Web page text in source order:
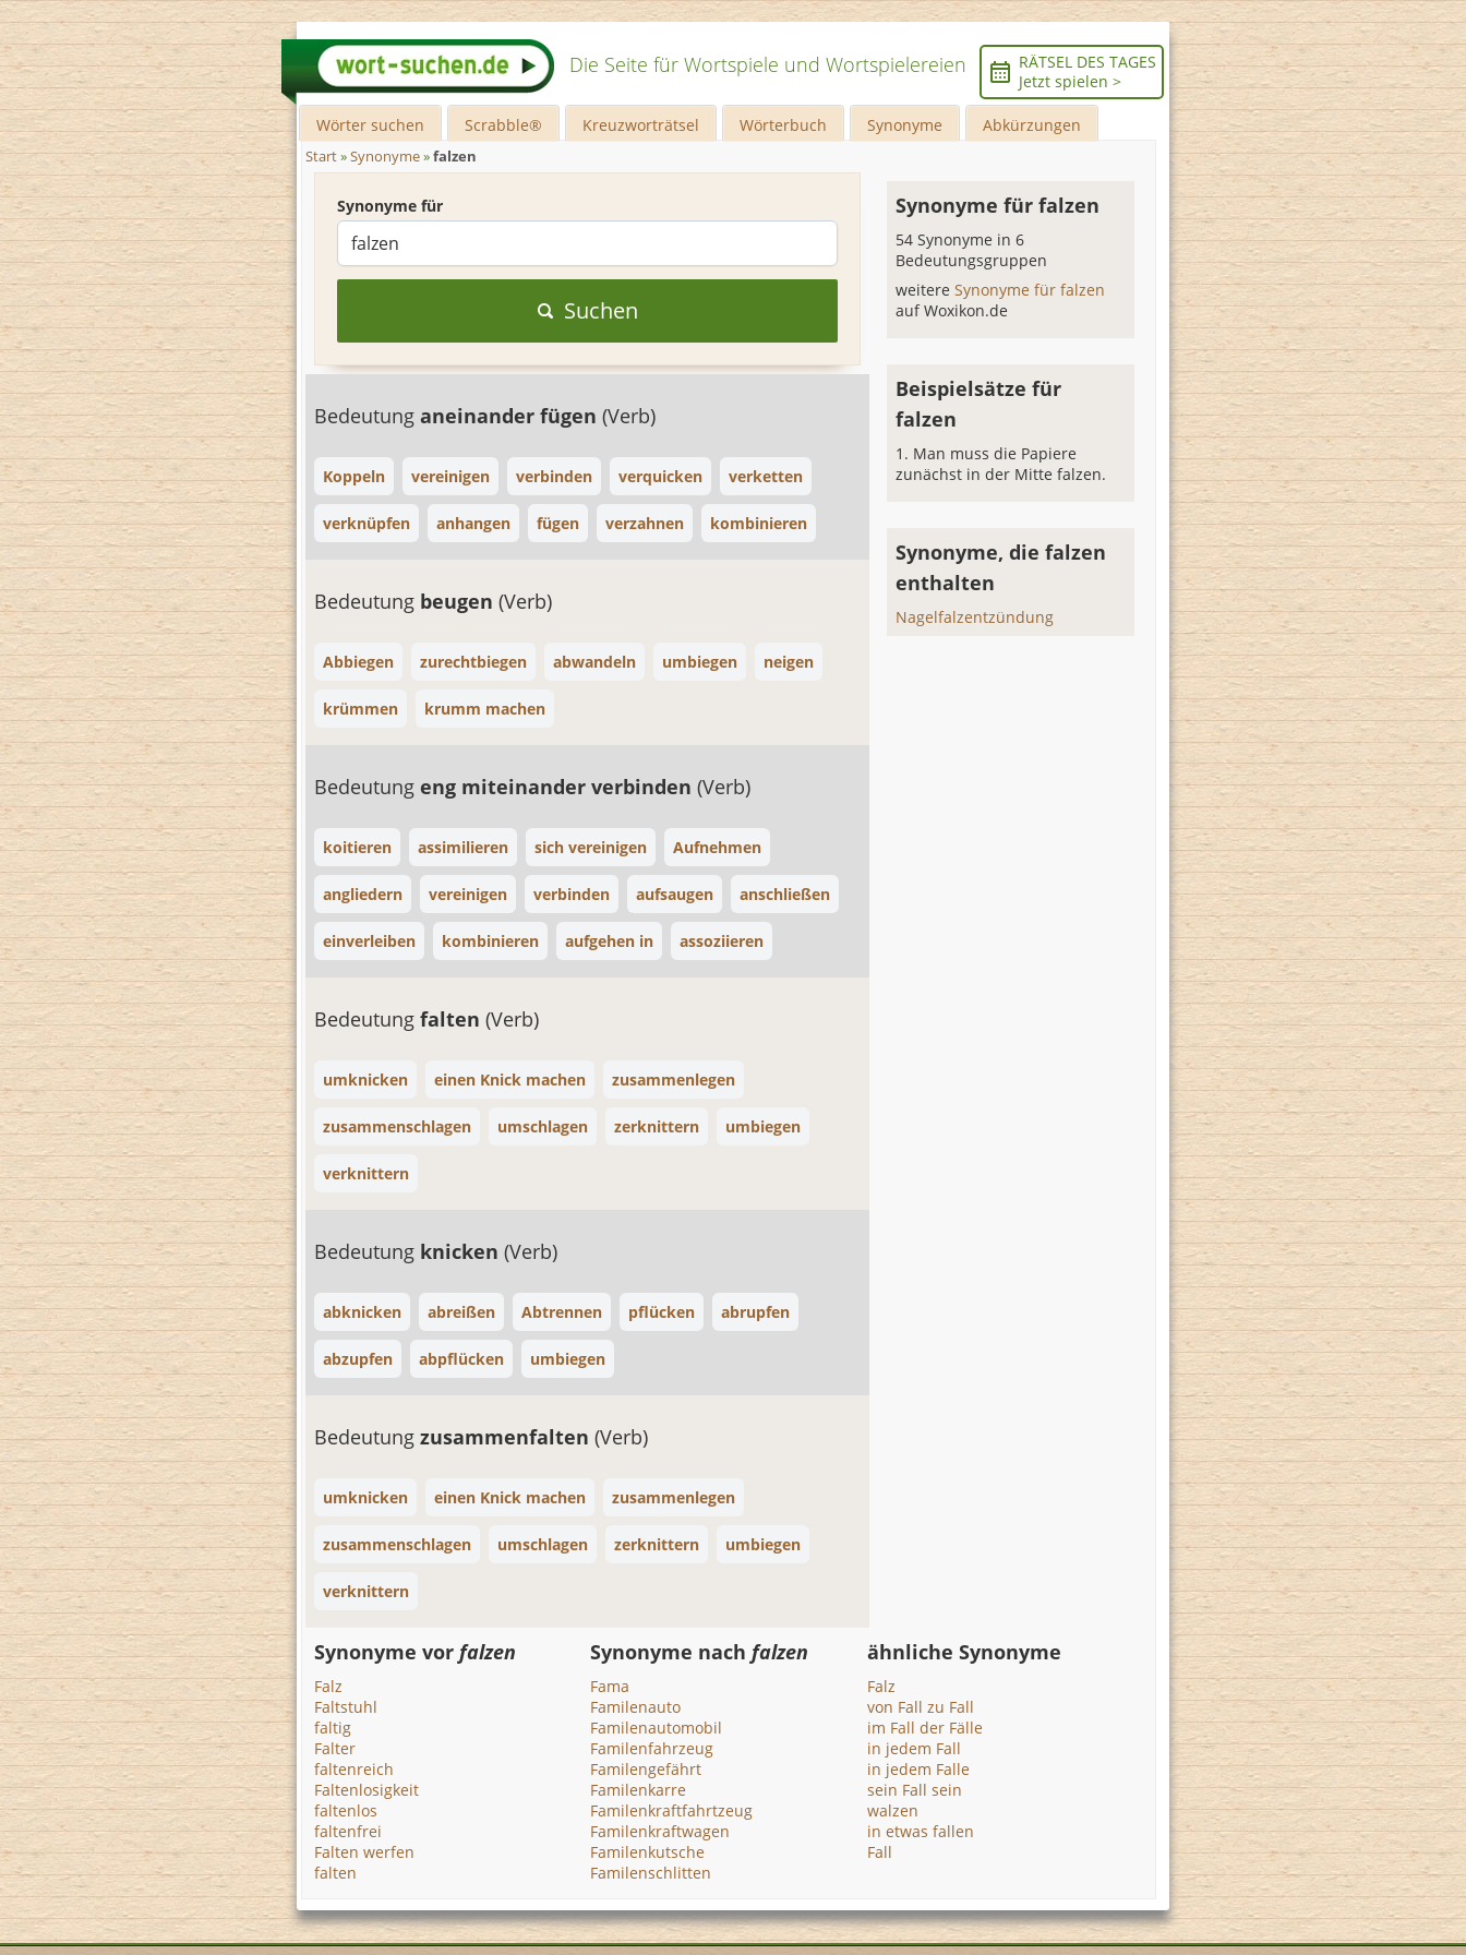
Die Seite für Wortspiele und Wortspielereien
RÄTSEL DES TAGES
Jetzt spielen >
Wörter suchen Scrabble® Kreuzworträtsel Wörterbuch Synonyme Abkürzungen
Start»Synonyme»falzen
Synonyme für
Suchen
Bedeutung aneinander fügen (Verb)
Koppeln vereinigen verbinden verquicken verketten
verknüpfen anhangen fügen verzahnen kombinieren
Bedeutung beugen (Verb)
Abbiegen zurechtbiegen abwandeln umbiegen neigen
krümmen krumm machen
Bedeutung eng miteinander verbinden (Verb)
koitieren assimilieren sich vereinigen Aufnehmen
angliedern vereinigen verbinden aufsaugen anschließen
einverleiben kombinieren aufgehen in assoziieren
Bedeutung falten (Verb)
umknicken einen Knick machen zusammenlegen
zusammenschlagen umschlagen zerknittern umbiegen
verknittern
Bedeutung knicken (Verb)
abknicken abreißen Abtrennen pflücken abrupfen
abzupfen abpflücken umbiegen
Bedeutung zusammenfalten (Verb)
umknicken einen Knick machen zusammenlegen
zusammenschlagen umschlagen zerknittern umbiegen
verknittern
Synonyme für falzen
54 Synonyme in 6
Bedeutungsgruppen
weitereSynonyme für falzen
auf Woxikon.de
Beispielsätze für
falzen
Man muss die Papiere
zunächst in der Mitte falzen.
Synonyme, die falzen
enthalten
Nagelfalzentzündung
Synonyme vor falzen
Falz
Faltstuhl
faltig
Falter
faltenreich
Faltenlosigkeit
faltenlos
faltenfrei
Falten werfen
falten
Synonyme nachfalzen
Fama
Familenauto
Familenautomobil
Familenfahrzeug
Familengefährt
Familenkarre
Familenkraftfahrtzeug
Familenkraftwagen
Familenkutsche
Familenschlitten
ähnliche Synonyme
Falz
von Fall zu Fall
im Fall der Fälle
in jedem Fall
in jedem Falle
sein Fall sein
walzen
in etwas fallen
Fall